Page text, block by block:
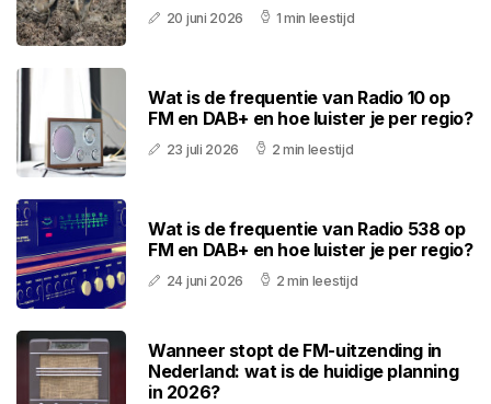
20 juni 2026 1 min leestijd
Wat is de frequentie van Radio 10 op
FM en DAB+ en hoe luister je per regio?
23 juli 2026 2 min leestijd
Wat is de frequentie van Radio 538 op
FM en DAB+ en hoe luister je per regio?
24 juni 2026 2 min leestijd
Wanneer stopt de FM-uitzending in
Nederland: wat is de huidige planning
in 2026?